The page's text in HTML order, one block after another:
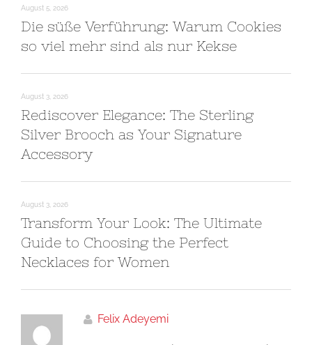
August 5, 2026
Die süße Verführung: Warum Cookies
so viel mehr sind als nur Kekse
August 3, 2026
Rediscover Elegance: The Sterling
Silver Brooch as Your Signature
Accessory
August 3, 2026
Transform Your Look: The Ultimate
Guide to Choosing the Perfect
Necklaces for Women
Felix Adeyemi